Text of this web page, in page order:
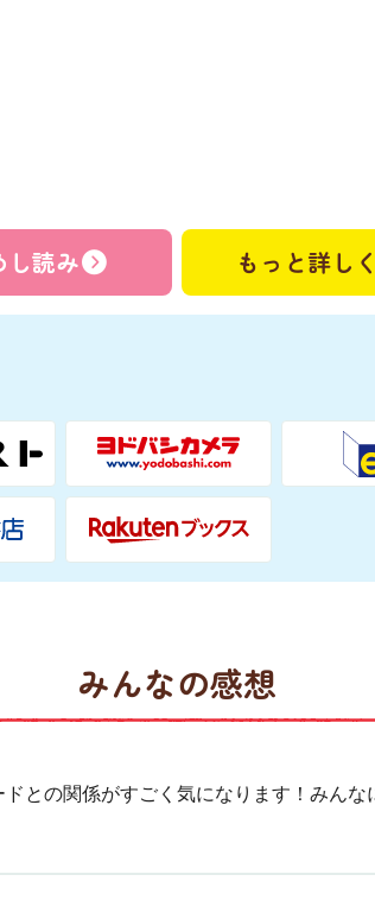
し読み もっと詳しく
みんなの感想
との関係がすごく気になります！みんな